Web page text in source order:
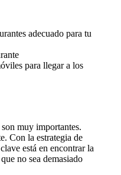
adecuado para tu
para llegar a los
muy importantes.
Con la estrategia de
está en encontrar la
no sea demasiado